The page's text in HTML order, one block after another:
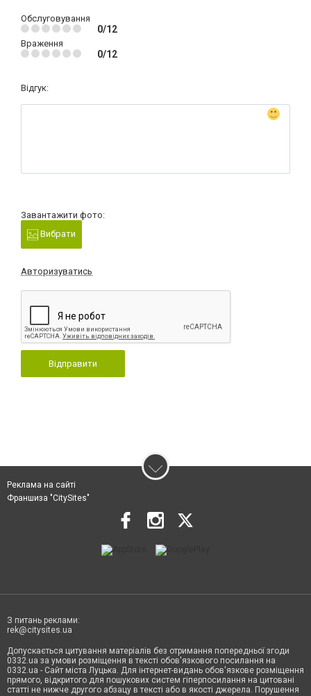
Обслуговування
0/12
Враження
0/12
Відгук:
Завантажити фото:
Вибрати
Авторизуватись
Відправити
Реклама на сайті
Франшиза "CitySites"
З питань реклами:
rek@citysites.ua
Допускається цитування матеріалів без отримання попередньої згоди
0332.ua за умови розміщення в тексті обов'язкового посилання на
0332.ua - Сайт міста Луцька. Для інтернет-видань обов'язкове розміщення
прямого, відкритого для пошукових систем гіперпосилання на цитовані
статті не нижче другого абзацу в тексті або в якості джерела. Порушення